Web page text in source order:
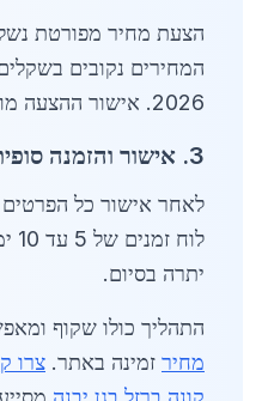
המחירים נקובים
2026. אישור ההצעה מוביל לשלב הבא.
3. אישור והזמנה סופית
לאחר אישור כל הפרטים
יתרה בסיום.
התהליך כולו שקוף
מחיר זמינה באתר. צרו